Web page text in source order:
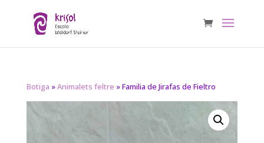
Botiga »Animalets feltre » Familia de Jirafas de Fieltro